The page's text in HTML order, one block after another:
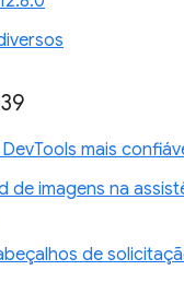
mais
de imagens na
de